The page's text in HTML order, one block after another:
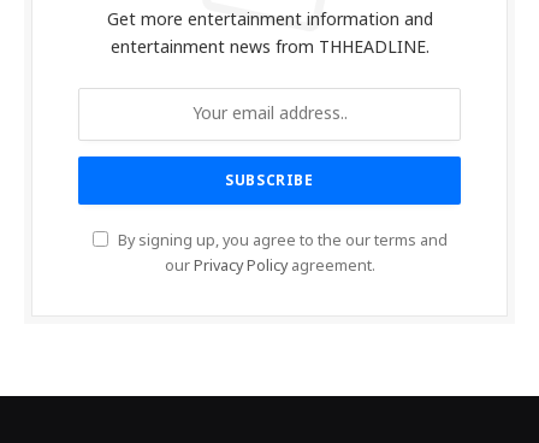
Get more entertainment information and
entertainment news from THHEADLINE.
By signing up, you agree to the our terms and
ourPrivacy Policyagreement.